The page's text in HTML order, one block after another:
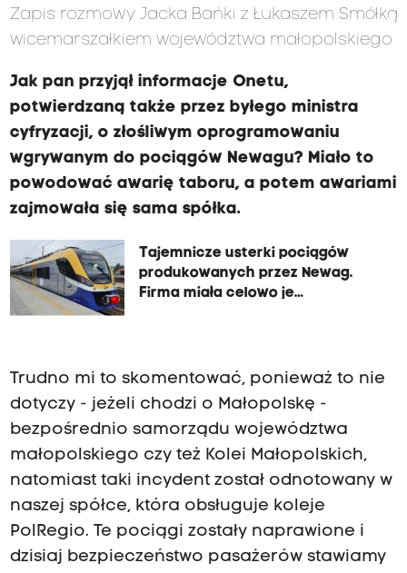
Zapis rozmowy Jacka Bańki z Łukaszem Smółką
wicemarszałkiem województwa małopolskiego
Jak pan przyjął informacje Onetu,
potwierdzaną także przez byłego ministra
cyfryzacji, o złośliwym oprogramowaniu
wgrywanym do pociągów Newagu? Miało to
powodować awarię taboru, a potem awariami
zajmowała się sama spółka.
Tajemnicze usterki pociągów
produkowanych przez Newag.
Firma miała celowo je
Trudno mi to skomentować, ponieważ to nie
dotyczy - jeżeli chodzi o Małopolskę -
bezpośrednio samorządu województwa
małopolskiego czy też Kolei Małopolskich,
natomiast taki incydent został odnotowany w
naszej spółce, która obsługuje koleje
PolRegio. Te pociągi zostały naprawione i
dzisiaj bezpieczeństwo pasażerów stawiamy